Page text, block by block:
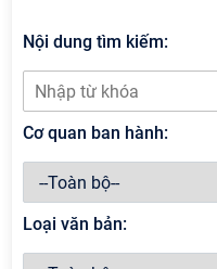
Nội dung tìm kiếm:
Cơ quan ban hành:
Loại văn bản: